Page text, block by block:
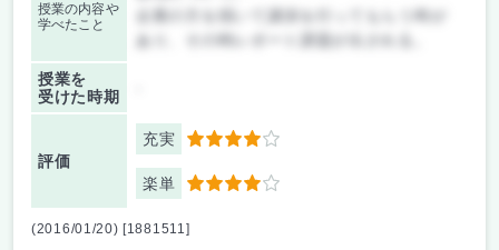
授業の内容や
学べたこと
あり、その時レポート課題が出される。
授業を
受けた時期
評価
充実 4
楽単 4
(2016/01/20) [1881511]